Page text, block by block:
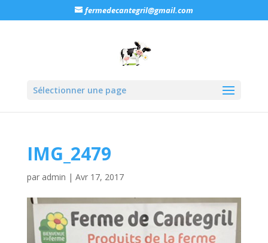
fermedecantegril@gmail.com
Sélectionner une page
IMG_2479
par admin | Avr 17, 2017